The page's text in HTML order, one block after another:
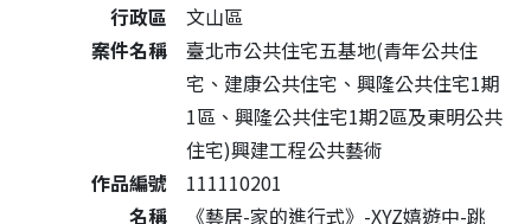
公共藝術作品詳細資料
行政區
文山區
案件名稱
臺北市公共住宅五基地(青年公共住
宅、建康公共住宅、興隆公共住宅1期
1區、興隆公共住宅1期2區及東明公共
住宅)興建工程公共藝術
作品編號
111110201
名稱
《藝居-家的進行式》-XYZ嬉遊中-跳